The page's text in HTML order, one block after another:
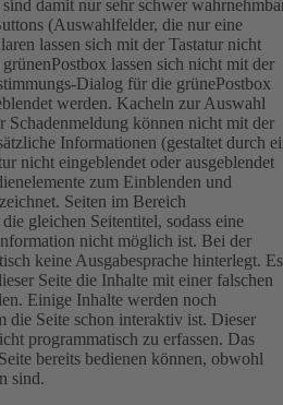
damit nur sehr schwer
(Auswahlfelder, die nur eine
lassen sich mit der Tastatur nicht
lassen sich nicht mit der
Dialog für die grünePostbox
werden. Kacheln zur Auswahl
Schadenmeldung können nicht mit der
Informationen (gestaltet durch
nicht eingeblendet oder ausgeblendet
zum Einblenden und
Seiten im Bereich
gleichen Seitentitel, sodass eine
nicht möglich ist. Bei der
keine Ausgabesprache hinterlegt. Es
Seite die Inhalte mit einer falschen
Einige Inhalte werden noch
die Seite schon interaktiv ist. Dieser
programmatisch zu erfassen. Das
bereits bedienen können, obwohl
sind.